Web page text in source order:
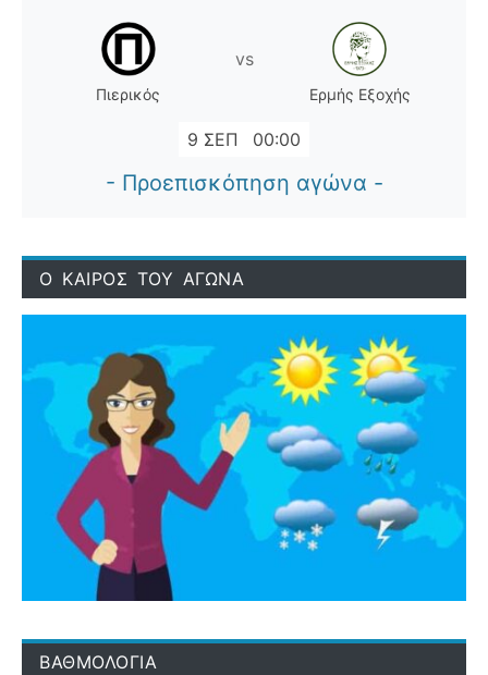
Πιερικός
vs
Ερμής Εξοχής
9 ΣΕΠ 00:00
- Προεπισκόπηση αγώνα -
Ο ΚΑΙΡΟΣ ΤΟΥ ΑΓΩΝΑ
ΒΑΘΜΟΛΟΓΙΑ